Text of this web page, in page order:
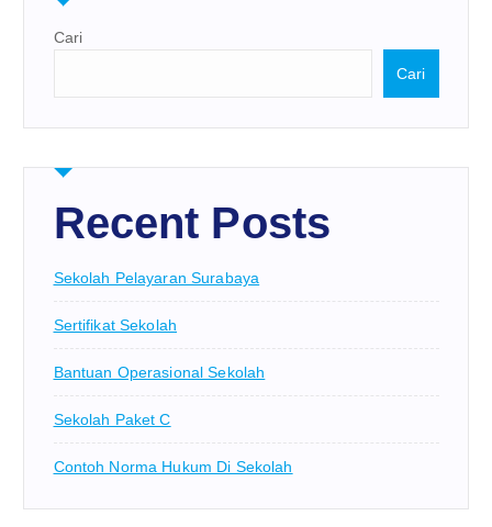
Cari
Cari
Recent Posts
Sekolah Pelayaran Surabaya
Sertifikat Sekolah
Bantuan Operasional Sekolah
Sekolah Paket C
Contoh Norma Hukum Di Sekolah